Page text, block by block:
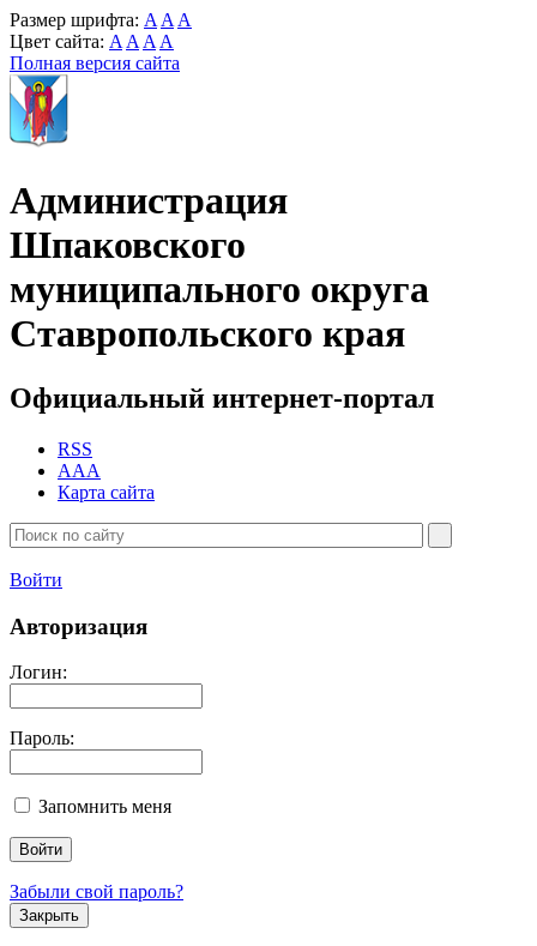
Размер шрифта: A A A
Цвет сайта: A A A A
Полная версия сайта
Администрация
Шпаковского
муниципального округа
Ставропольского края
Официальный интернет-портал
RSS
AAA
Карта сайта
Войти
Авторизация
Логин:
Пароль:
Запомнить меня
Забыли свой пароль?
Закрыть